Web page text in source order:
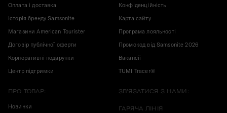
Оплата і доставка
Історія бренду Samsonite
Магазини American Tourister
Договір публічної оферти
Корпоративні подарунки
Центр підтримки
Конфіденційність
Карта сайту
Програма лояльності
Промокод від Samsonite 2026
Вакансії
TUMI Tracer®
ПРО ТОВАР:
Новинки
ЗВ'ЯЗАТИСЯ З НАМИ:
ГАРЯЧА ЛІНІЯ